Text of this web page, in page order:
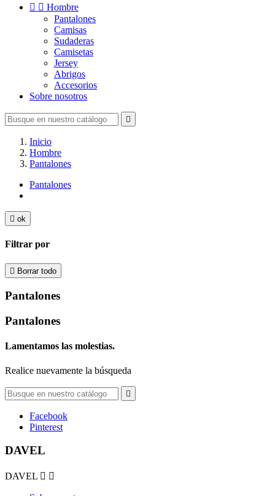
  Hombre
Pantalones
Camisas
Sudaderas
Camisetas
Jersey
Abrigos
Accesorios
Sobre nosotros

Inicio
Hombre
Pantalones
Pantalones
 ok
Filtrar por
 Borrar todo
Pantalones
Pantalones
Lamentamos las molestias.
Realice nuevamente la búsqueda

Facebook
Pinterest
DAVEL
DAVEL  